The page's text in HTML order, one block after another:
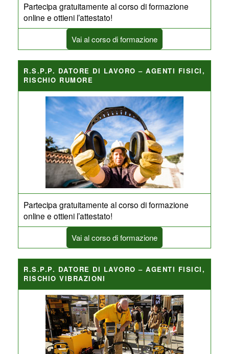
Partecipa gratuitamente al corso di formazione
online e ottieni l’attestato!
Vai al corso di formazione
R.S.P.P. DATORE DI LAVORO – AGENTI FISICI,
RISCHIO RUMORE
Partecipa gratuitamente al corso di formazione
online e ottieni l’attestato!
Vai al corso di formazione
R.S.P.P. DATORE DI LAVORO – AGENTI FISICI,
RISCHIO VIBRAZIONI